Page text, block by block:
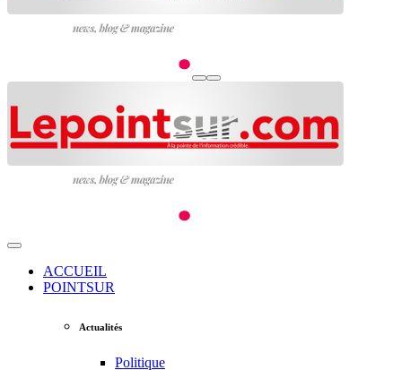
ACCUEIL
POINTSUR
Actualités
Politique